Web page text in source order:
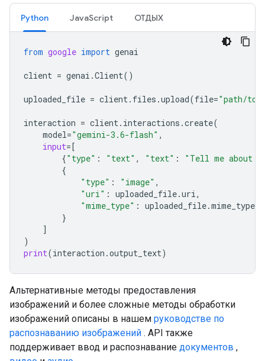
Python JavaScript ОТДЫХ
from google import genai
client = genai .Client()
uploaded_file = client. files .upload(file="path/to/
interaction = client. interactions .create(
model="gemini-3.6-flash" ,
input=[
{"type" : "text" , "text" :
"Tell me about
{
"type" : "image" ,
"uri" : uploaded_file.uri,
"mime_type" : uploaded_file.mime_type
}
]
)
print(interaction .output_text)
Альтернативные методы предоставления
изображений и более сложные методы обработки
изображений описаны в нашем руководстве по
распознаванию изображений . API также
поддерживает ввод и распознавание документов ,